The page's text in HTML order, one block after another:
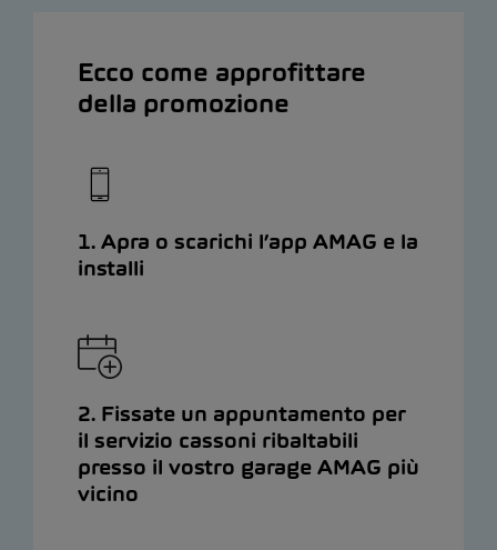
Ecco come approfittare
della promozione
1. Apra o scarichi l’app AMAG e la
installi
2. Fissate un appuntamento per
il servizio cassoni ribaltabili
presso il vostro garage AMAG più
vicino